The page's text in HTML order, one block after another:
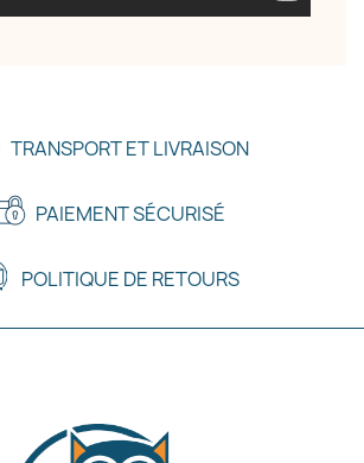
TRANSPORT ET LIVRAISON
PAIEMENT SÉCURISÉ
POLITIQUE DE RETOURS